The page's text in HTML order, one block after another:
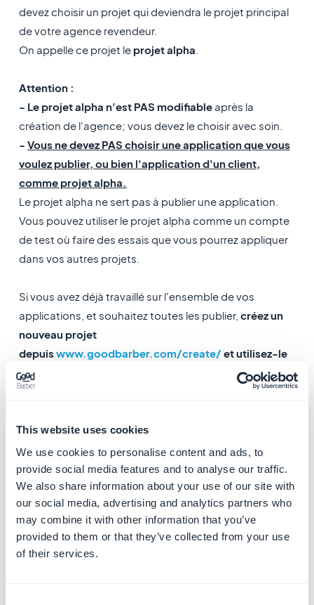
This website uses cookies
We use cookies to personalise content and ads, to
provide social media features and to analyse our traffic.
We also share information about your use of our site with
our social media, advertising and analytics partners who
may combine it with other information that you’ve
provided to them or that they’ve collected from your use
of their services.
devez choisir un projet qui deviendra le projet principal
de votre agence revendeur.
On appelle ce projet le projet alpha
Attention :
- Le projet alpha n'est PAS modifiableaprès la
création de l'agence; vous devez le choisir avec soin.
- Vous ne devez PAS choisir une application que vous
voulez publier, ou bien l'application d'un client,
comme projet alpha.
Le projet alpha ne sert pas à publier une application.
Vous pouvez utiliser le projet alpha comme un compte
de test où faire des essais que vous pourrez appliquer
dans vos autres projets.
Si vous avez déjà travaillé sur l'ensemble de vos
applications, et souhaitez toutes les publier, créez un
nouveau projet
depuis www.goodbarber.com/create/et utilisez-le
comme projet alpha.
votre agence revendeur.
Votre abonnement au compte revendeur est lié au
projet alpha.
Les options ou extensions payantes achetées sur
d'autres projets de votre agence sont facturées dans
le projet alpha.
Attention : Tout défaut de paiement d'une commande
sur le projet alpha entraînera automatiquement la